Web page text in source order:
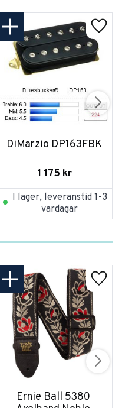
DiMarzio DP163FBK
1 175 kr
I lager, leveranstid 1-3
vardagar
Ernie Ball 5380